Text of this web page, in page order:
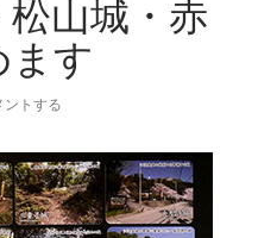
山城・赤
す
ントする